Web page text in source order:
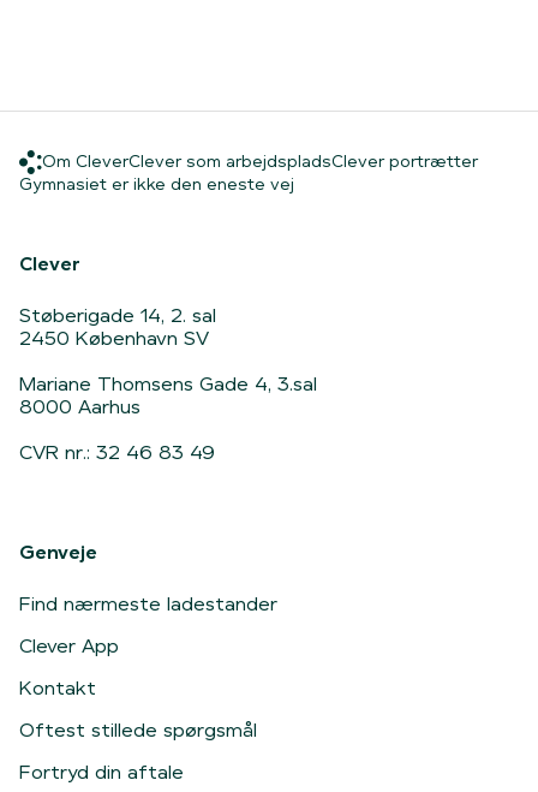
Hjem
Om CleverOm Clever
Clever som arbejdspladsClever som arbejdsplads
Clever portrætter
Gymnasiet er ikke den eneste vej
Clever
Støberigade 14, 2. sal
2450 København SV
Mariane Thomsens Gade 4, 3.sal
8000 Aarhus
CVR nr.: 32 46 83 49
Genveje
Find nærmeste ladestander
Clever App
Kontakt
Oftest stillede spørgsmål
Fortryd din aftale